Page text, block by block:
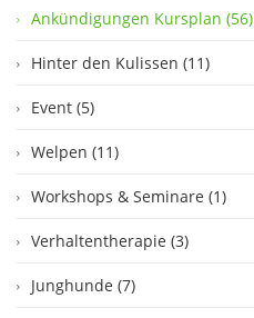
Ankündigungen Kursplan (56)
Hinter den Kulissen (11)
Event (5)
Welpen (11)
Workshops & Seminare (1)
Verhaltentherapie (3)
Junghunde (7)